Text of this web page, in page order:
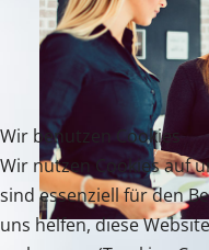
Wir benutzen Cookies
Wir nutzen Cookies auf
sind essenziell für den
uns helfen, diese